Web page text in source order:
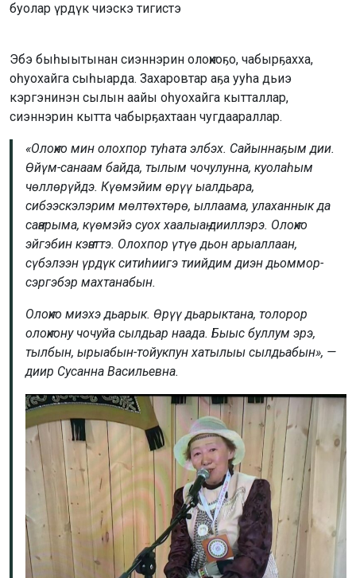
буолар үрдүк чиэскэ тигистэ
Эбэ быһыытынан сиэннэрин олоҥхоҕо, чабырҕахха,
оһуохайга сыһыарда. Захаровтар аҕа ууһа дьиэ
кэргэнинэн сылын аайы оһуохайга кытталлар,
сиэннэрин кытта чабырҕахтаан чугдаараллар.
«Олоҥхо мин олохпор туһата элбэх. Сайыннаҕым дии.
Өйүм-санаам байда, тылым чочулунна, куолаһым
чөллөрүйдэ. Күөмэйим өрүү ыалдьара,
сибээскэлэрим мөлтөхтөрө, ыллаама, улаханнык да
саҥарыма, күөмэйэ суох хаалыаҥ дииллэрэ. Олоҥхо
эйгэбин кэҥэттэ. Олохпор үтүө дьон арыаллаан,
сүбэлээн үрдүк ситиһиигэ тиийдим диэн дьоммор-
сэргэбэр махтанабын.
Олоҥхо миэхэ дьарык. Өрүү дьарыктана, толорор
олоҥхону чочуйа сылдьар наада. Быыс буллум эрэ,
тылбын, ырыабын-тойукпун хатылыы сылдьабын», —
диир Сусанна Васильевна.